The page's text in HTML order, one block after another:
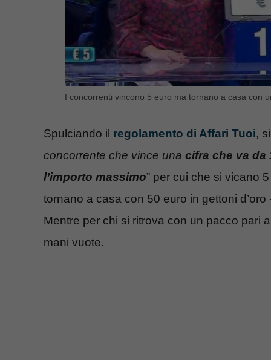
I concorrenti vincono 5 euro ma tornano a casa con
Spulciando il regolamento di Affari Tuoi,
concorrente che vince una cifra che va da
l’importo massimo” per cui che si vicano
tornano a casa con 50 euro in gettoni
Mentre per chi si ritrova con un pacco pari
mani vuote.